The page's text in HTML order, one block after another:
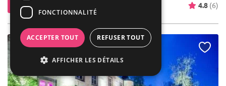
Contacter 4.8 (6)
FONCTIONNALITÉ
ACCEPTER TOUT REFUSER TOUT
AFFICHER LES DÉTAILS